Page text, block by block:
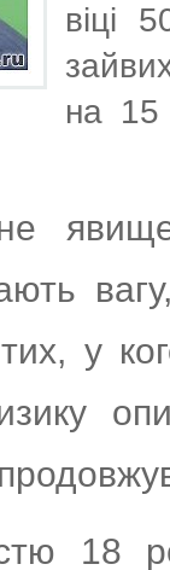
віці
на 15
у
18